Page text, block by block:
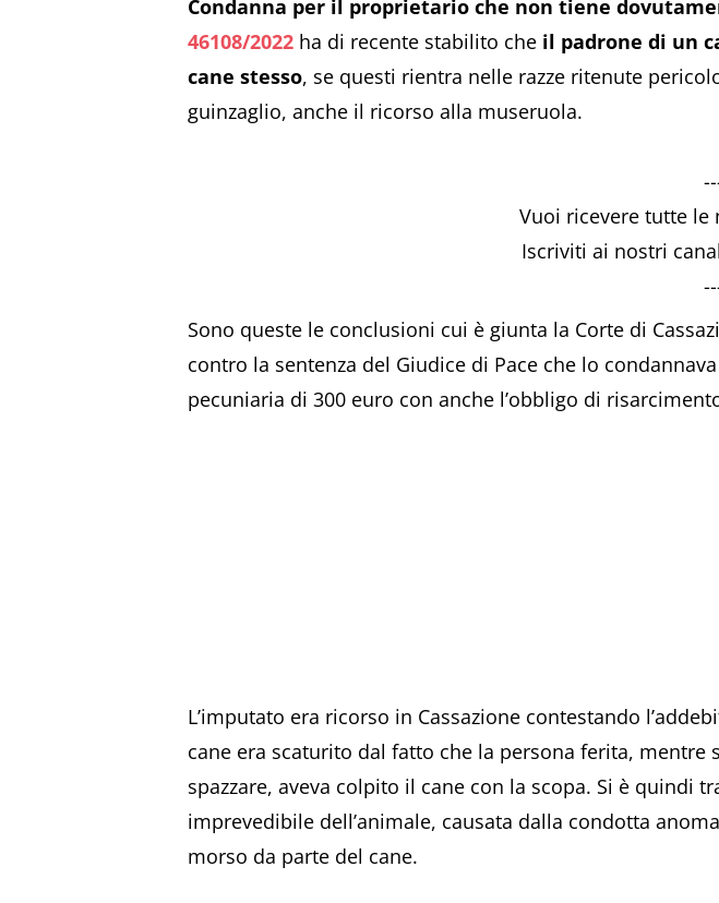
Condanna per il proprietario che non tiene
46108/2022 ha di recente stabilito che il padrone di un
cane stesso, se questi rientra nelle razze ritenute
guinzaglio, anche il ricorso alla museruola.
Vuoi ricevere tutte le
Iscriviti ai nostri
Sono queste le conclusioni cui è giunta la Corte di
contro la sentenza del Giudice di Pace che lo
pecuniaria di 300 euro con anche l’obbligo di
L’imputato era ricorso in Cassazione contestando
cane era scaturito dal fatto che la persona ferita,
spazzare, aveva colpito il cane con la scopa. Si è quindi
imprevedibile dell’animale, causata dalla condotta
morso da parte del cane.